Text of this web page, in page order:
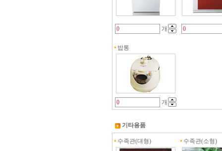
개
밥통
개
기타용품
수족관(대형) 수족관(소형)